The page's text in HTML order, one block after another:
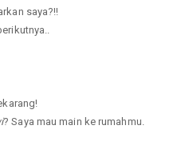
saya?!!
? Saya mau main ke rumahmu.